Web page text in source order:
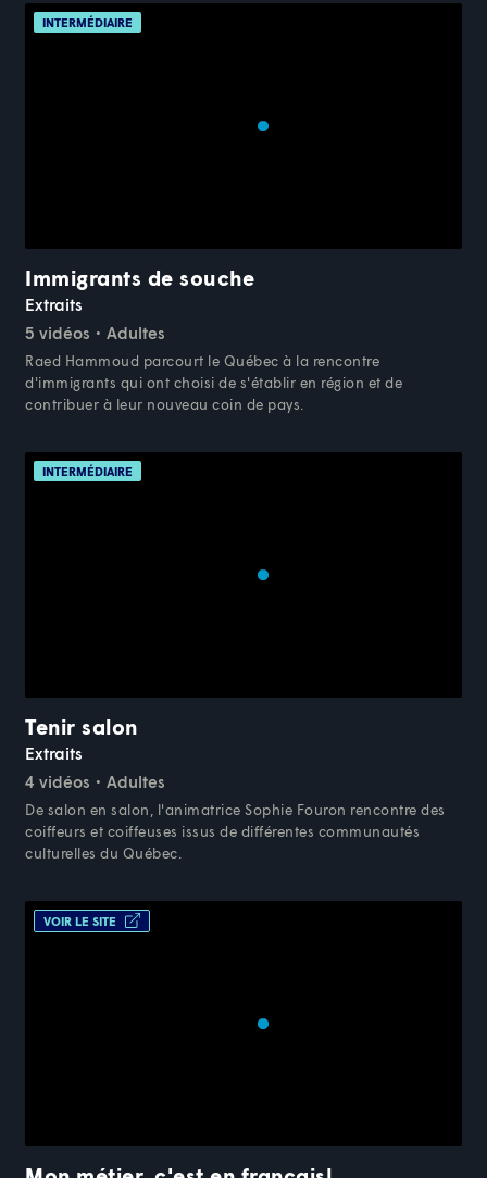
INTERMÉDIAIRE
Immigrants de souche
Extraits
5 vidéos
Adultes
Raed Hammoud parcourt le Québec à la rencontre
d'immigrants qui ont choisi de s'établir en région et de
contribuer à leur nouveau coin de pays.
INTERMÉDIAIRE
Tenir salon
Extraits
4 vidéos
Adultes
De salon en salon, l'animatrice Sophie Fouron rencontre des
coiffeurs et coiffeuses issus de différentes communautés
culturelles du Québec.
VOIR LE SITE